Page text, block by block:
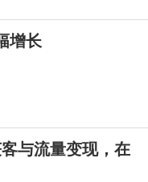
增长
与流量变现，在